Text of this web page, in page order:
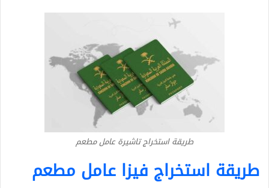
طريقة استخراج تاشيرة عامل مطعم
طريقة استخراج فيزا عامل مطعم